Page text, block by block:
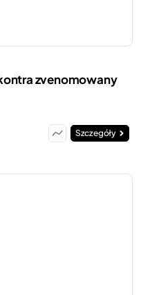
zvenomowany
Szczegóły